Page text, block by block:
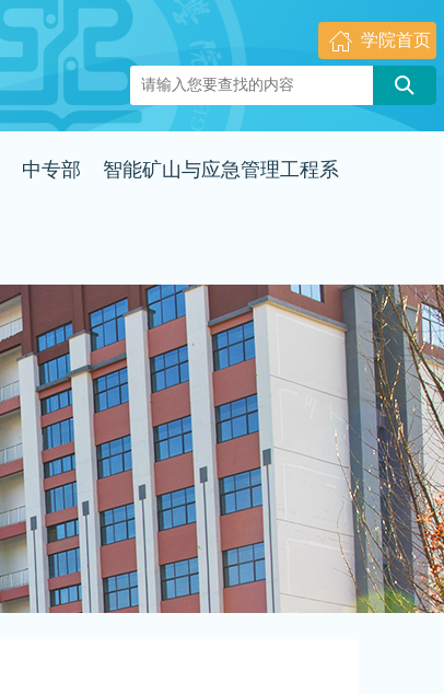
学院首页
中专部
教师风采
智能矿山与应急管理工程系
教师风采
专业介绍